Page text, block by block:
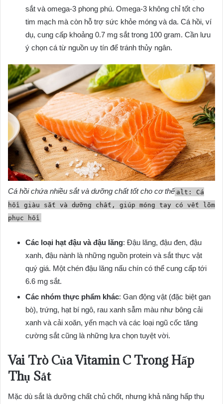
sắt và omega-3 phong phú. Omega-3 không chỉ tốt cho
tim mạch mà còn hỗ trợ sức khỏe móng và da. Cá hồi, ví
dụ, cung cấp khoảng 0.7 mg sắt trong 100 gram. Cần lưu
ý chọn cá từ nguồn uy tín để tránh thủy ngân.
Cá hồi chứa nhiều sắt và dưỡng chất tốt cho cơ thể alt: Cá
hồi giàu sắt và dưỡng chất, giúp móng tay có vết lõm
phục hồi
Các loại hạt đậu và đậu lăng: Đậu lăng, đậu đen, đậu
xanh, đậu nành là những nguồn protein và sắt thực vật
quý giá. Một chén đậu lăng nấu chín có thể cung cấp tới
6.6 mg sắt.
Các nhóm thực phẩm khác: Gan động vật (đặc biệt gan
bò), trứng, hạt bí ngô, rau xanh sẫm màu như bông cải
xanh và cải xoăn, yến mạch và các loại ngũ cốc tăng
cường sắt cũng là những lựa chọn tuyệt vời.
Vai Trò Của Vitamin C Trong Hấp
Thụ Sắt
Mặc dù sắt là dưỡng chất chủ chốt, nhưng khả năng hấp thụ